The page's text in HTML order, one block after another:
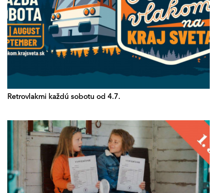
Retrovlakmi každú sobotu od 4.7.